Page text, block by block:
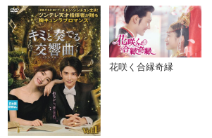
花咲く合縁奇縁